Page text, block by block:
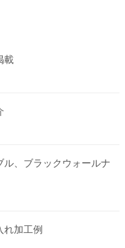
、ブラックウォールナ
加工例